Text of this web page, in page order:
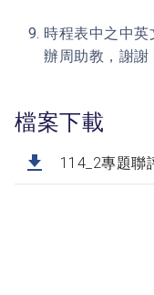
時程表中之中
辦周助教，謝謝
檔案下載
114_2專題聯